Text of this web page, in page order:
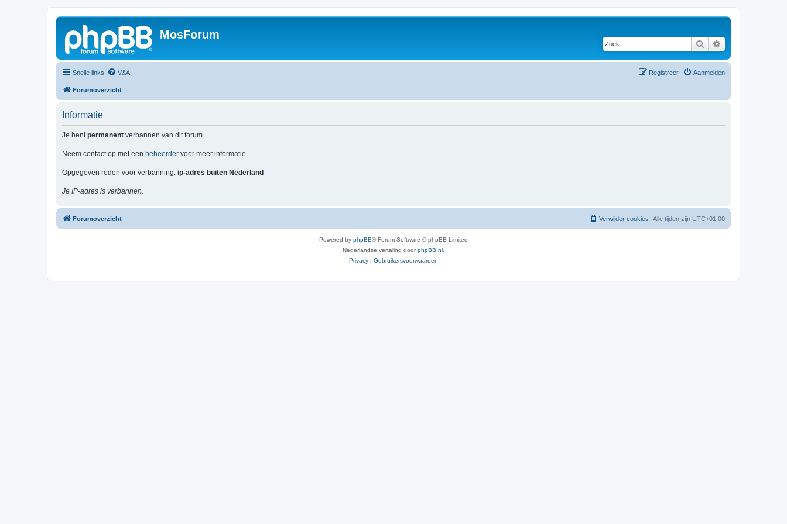
MosForum
Zoek
Snelle links V&A Aanmelden
Registreer
Forumoverzicht
Informatie
Je bentpermanent verbannen van dit forum.
Neem contact op met een beheerder voor meer informatie.
Opgegeven reden voor verbanning: ip-adres buiten Nederland
Je IP-adres is verbannen.
Forumoverzicht Alle tijden zijn UTC+01:00
Verwijder cookies
Powered by phpBB® Forum Software © phpBB Limited
Nederlandse vertaling doorphpBB.nl
Privacy | Gebruikersvoorwaarden